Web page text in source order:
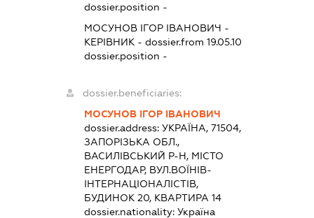
dossier.position -
МОСУНОВ ІГОР ІВАНОВИЧ -
КЕРІВНИК - dossier.from 19.05.10
dossier.position -
dossier.beneficiaries:
МОСУНОВ ІГОР ІВАНОВИЧ
dossier.address:УКРАЇНА, 71504,
ЗАПОРІЗЬКА ОБЛ.,
ВАСИЛІВСЬКИЙ Р-Н, МІСТО
ЕНЕРГОДАР, ВУЛ.ВОЇНІВ-
ІНТЕРНАЦІОНАЛІСТІВ,
БУДИНОК 20, КВАРТИРА 14
dossier.nationality:Україна